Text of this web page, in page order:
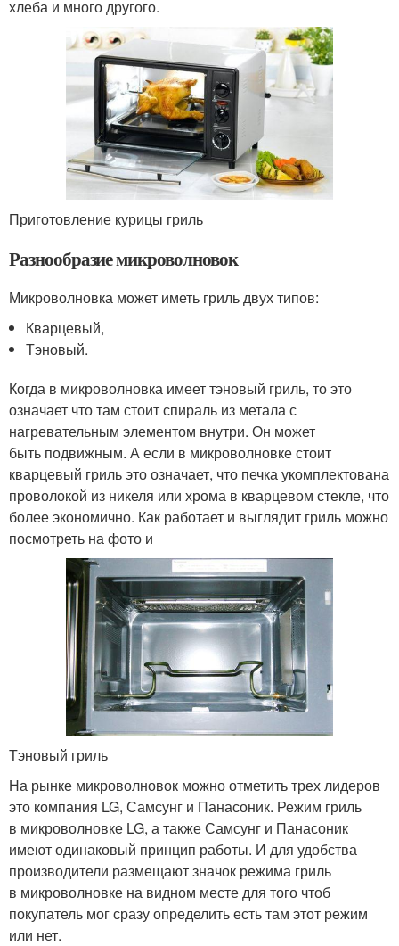
хлеба и много другого.
Приготовление курицы гриль
Разнообразие микроволновок
Микроволновка может иметь гриль двух типов:
Кварцевый,
Тэновый.
Когда в микроволновка имеет тэновый гриль, то это
означает что там стоит спираль из метала с
нагревательным элементом внутри. Он может
быть подвижным. А если в микроволновке стоит
кварцевый гриль это означает, что печка укомплектована
проволокой из никеля или хрома в кварцевом стекле, что
более экономично. Как работает и выглядит гриль можно
посмотреть на фото и
Тэновый гриль
На рынке микроволновок можно отметить трех лидеров
это компания LG, Самсунг и Панасоник. Режим гриль
в микроволновке LG, а также Самсунг и Панасоник
имеют одинаковый принцип работы. И для удобства
производители размещают значок режима гриль
в микроволновке на видном месте для того чтоб
покупатель мог сразу определить есть там этот режим
или нет.